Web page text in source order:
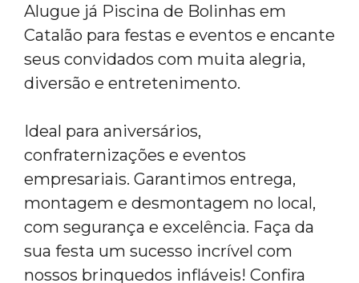
Alugue já Piscina de Bolinhas em
Catalão para festas e eventos e encante
seus convidados com muita alegria,
diversão e entretenimento.
Ideal para aniversários,
confraternizações e eventos
empresariais. Garantimos entrega,
montagem e desmontagem no local,
com segurança e excelência. Faça da
sua festa um sucesso incrível com
nossos brinquedos infláveis! Confira